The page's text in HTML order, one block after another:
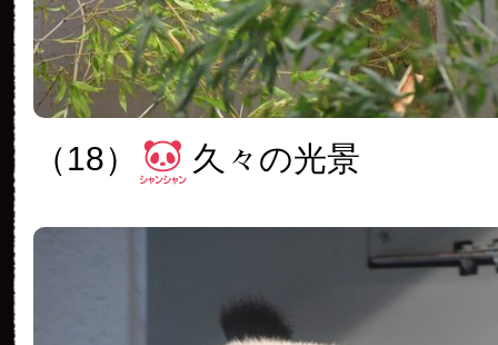
（18） 久々の光景